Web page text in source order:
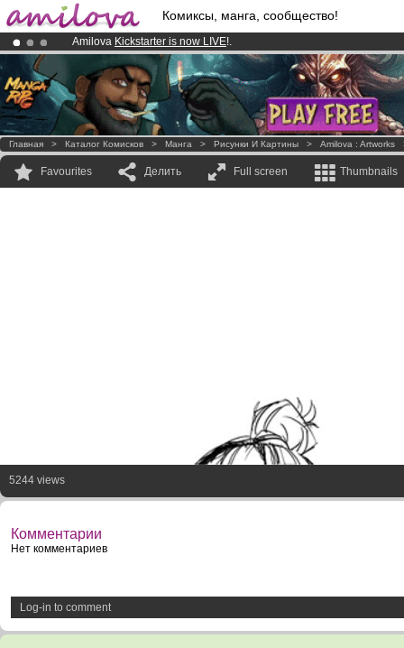
Комиксы, манга, сообщество!
Amilova Kickstarter is now LIVE!.
Already 100000membersand 1000comics & mangas!.
Premium membership from3.95 euros per month !Get membership
Главная > Каталог Комисков > Манга > Рисунки И Картины > Amilova : Artworks
Favourites Делить Full screen Thumbnails
5244 views
Комментарии
Нет комментариев
Log-in to comment